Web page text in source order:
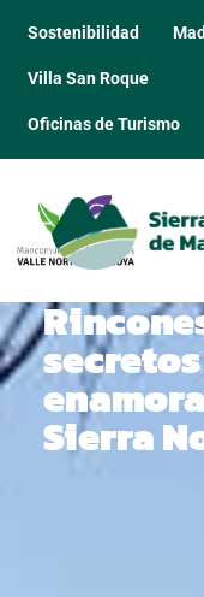
Sostenibilidad
Villa San Roque
Oficinas de Turismo
Sierra